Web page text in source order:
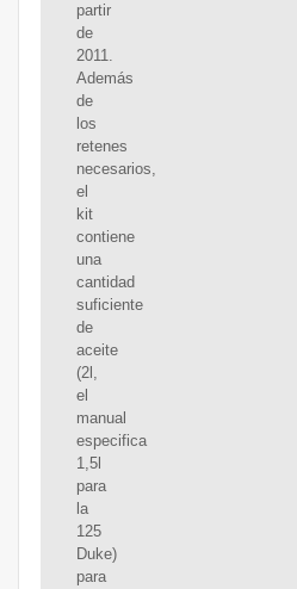
partir
de
2011.
Además
de
los
retenes
necesarios,
el
kit
contiene
una
cantidad
suficiente
de
aceite
(2l,
el
manual
especifica
1,5l
para
la
125
Duke)
para